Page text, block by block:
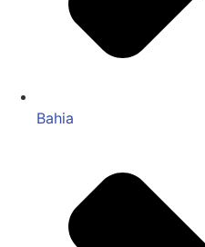
Bahia